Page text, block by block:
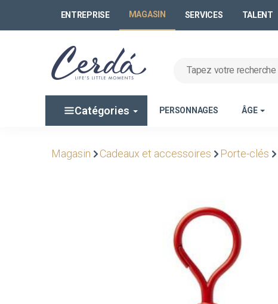
ENTREPRISE MAGASIN SERVICES TALENT
Catégories PERSONNAGES ÂGE
Magasin Cadeaux et accessoires Porte-clés